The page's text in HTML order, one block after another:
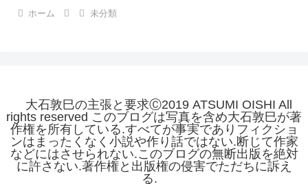
ホーム 未分類
大石敦巳の主張と要求Ⓒ2019 ATSUMI OISHI All
rights reserved このブログは写真を含め大石敦巳が著
作権を所有している.すべてが事実でありフィクショ
ンはまったくなく小説や作り話ではない.断じて作家
などにはさせられない.このブログの無断出版を絶対
に許さない.著作権と出版権の侵害でただちに訴え
る.